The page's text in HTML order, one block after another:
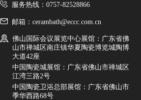
服务热线：0757-82528866
邮箱：cerambath@eccc.com.cn
佛山国际会议展览中心展馆：广东省佛
山市禅城区南庄镇华夏陶瓷博览城陶博
大道42座
中国陶瓷城展馆：广东省佛山市禅城区
江湾三路2号
中国陶瓷卫浴总部展馆：广东省佛山市
季华西路68号